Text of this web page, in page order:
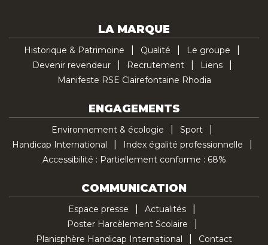
LA MARQUE
Historique & Patrimoine Qualité
Le groupe
Devenir revendeur
Recrutement
Liens
Manifeste RSE Clairefontaine Rhodia
ENGAGEMENTS
Environnement & écologie
Sport
Handicap International
Index égalité professionnelle
Accessibilité : Partiellement conforme : 68%
COMMUNICATION
Espace presse
Actualités
Poster Harcèlement Scolaire
Planisphère Handicap International
Contact